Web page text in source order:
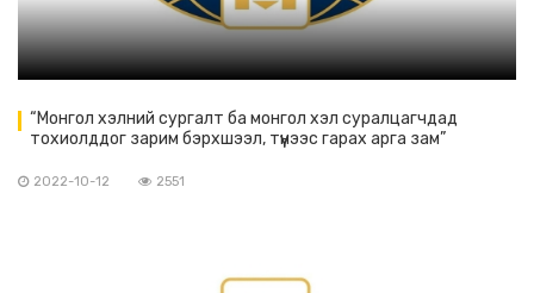
“Монгол хэлний сургалт ба монгол хэл суралцагчдад
тохиолддог зарим бэрхшээл, түүнээс гарах арга зам”
2022-10-12 2551